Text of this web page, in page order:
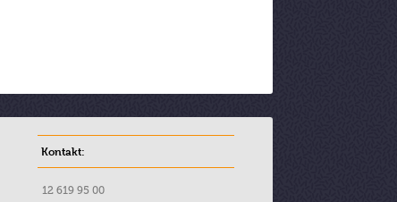
Kontakt:
12 619 95 00